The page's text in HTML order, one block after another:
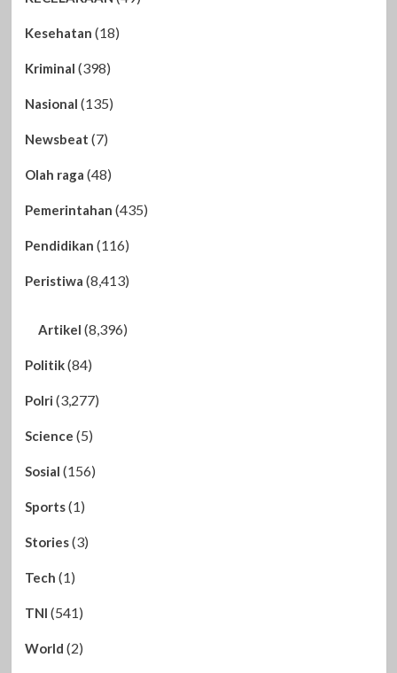
Kesehatan (18)
Kriminal (398)
Nasional (135)
Newsbeat (7)
Olah raga (48)
Pemerintahan (435)
Pendidikan (116)
Peristiwa (8,413)
Artikel (8,396)
Politik(84)
Polri (3,277)
Science (5)
Sosial (156)
Sports(1)
Stories(3)
Tech (1)
TNI (541)
World (2)